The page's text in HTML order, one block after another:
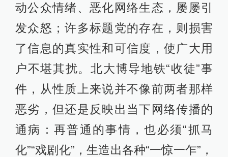
动公众情绪、恶化网络生态，屡屡引
发众怒；许多标题党的存在，则损害
了信息的真实性和可信度，使广大用
户不堪其扰。北大博导地铁“收徒”事
件，从性质上来说并不像前两者那样
恶劣，但还是反映出当下网络传播的
通病：再普通的事情，也必须“抓马
化”“戏剧化”，生造出各种“一惊一乍”，